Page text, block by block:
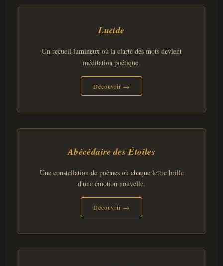
Lucide
Un recueil lumineux où la clarté des mots devient
méditation poétique.
Découvrir →
Abécédaire des Étoiles
Une constellation de poèmes où chaque lettre brille
d'une émotion nouvelle.
Découvrir →